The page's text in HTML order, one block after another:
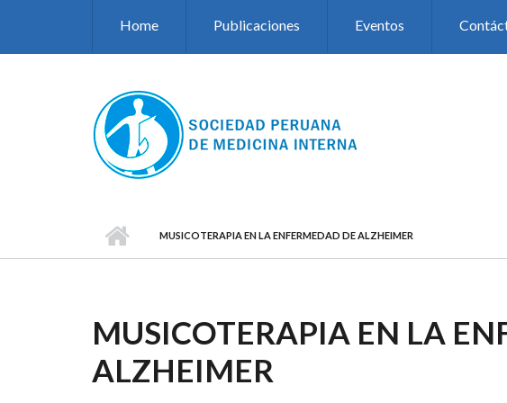
Home Publicaciones Eventos
MUSICOTERAPIA EN LA ENFERMEDAD DE ALZHEIMER
MUSICOTERAPIA EN LA
ALZHEIMER